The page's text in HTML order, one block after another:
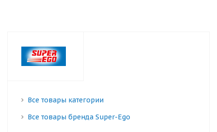
Все товары категории
Все товары бренда Super-Ego